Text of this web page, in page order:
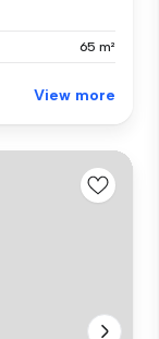
65 m²
View more